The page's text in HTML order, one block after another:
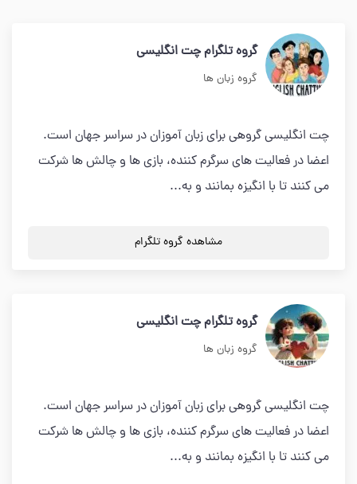
گروه تلگرام چت انگلیسی
گروه زبان ها
چت انگلیسی گروهی برای زبان آموزان در سراسر جهان است.
اعضا در فعالیت های سرگرم کننده، بازی ها و چالش ها شرکت
می کنند تا با انگیزه بمانند و به...
مشاهده گروه تلگرام
گروه تلگرام چت انگلیسی
گروه زبان ها
چت انگلیسی گروهی برای زبان آموزان در سراسر جهان است.
اعضا در فعالیت های سرگرم کننده، بازی ها و چالش ها شرکت
می کنند تا با انگیزه بمانند و به...